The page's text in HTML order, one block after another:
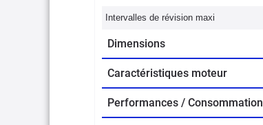
Intervalles de révision maxi
Dimensions
Caractéristiques moteur
Performances / Consommation